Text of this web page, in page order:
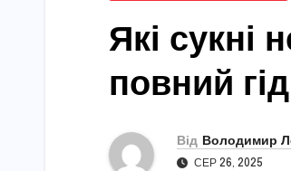
Які сукні
повний
Від Володимир
СЕР 26, 2025